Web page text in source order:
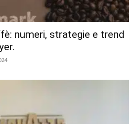
numeri, strategie e trend